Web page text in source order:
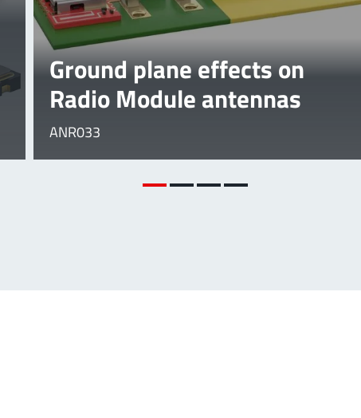
Ground plane effects on
Radio Module antennas
ANR033